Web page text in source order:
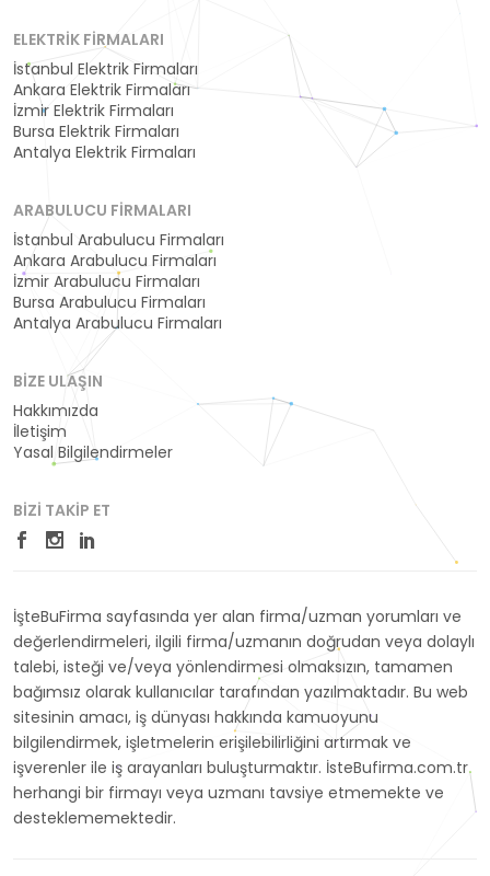
ELEKTRIK FIRMALARI
İstanbul Elektrik Firmaları
Ankara Elektrik Firmaları
İzmir Elektrik Firmaları
Bursa Elektrik Firmaları
Antalya Elektrik Firmaları
ARABULUCU FIRMALARI
İstanbul Arabulucu Firmaları
Ankara Arabulucu Firmaları
İzmir Arabulucu Firmaları
Bursa Arabulucu Firmaları
Antalya Arabulucu Firmaları
BIZE ULAŞIN
Hakkımızda
İletişim
Yasal Bilgilendirmeler
BIZI TAKIP ET
İşteBuFirma sayfasında yer alan firma/uzman yorumları ve
değerlendirmeleri, ilgili firma/uzmanın doğrudan veya dolaylı
talebi, isteği ve/veya yönlendirmesi olmaksızın, tamamen
bağımsız olarak kullanıcılar tarafından yazılmaktadır. Bu web
sitesinin amacı, iş dünyası hakkında kamuoyunu
bilgilendirmek, işletmelerin erişilebilirliğini artırmak ve
işverenler ile iş arayanları buluşturmaktır. İsteBufirma.com.tr
herhangi bir firmayı veya uzmanı tavsiye etmemekte ve
desteklememektedir.